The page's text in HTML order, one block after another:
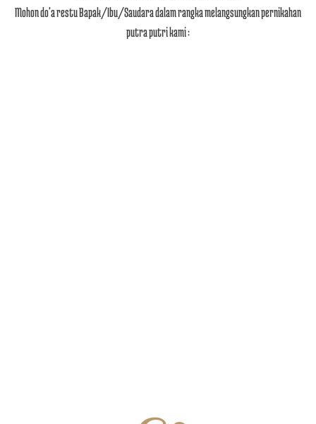
Mohon do'a restu Bapak/Ibu/Saudara dalam rangka melangsungkan pernikahan
putra putri kami :